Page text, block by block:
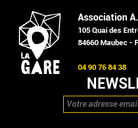
Association
105 Quai des
84660 Maubec -
04 90 76 84 38